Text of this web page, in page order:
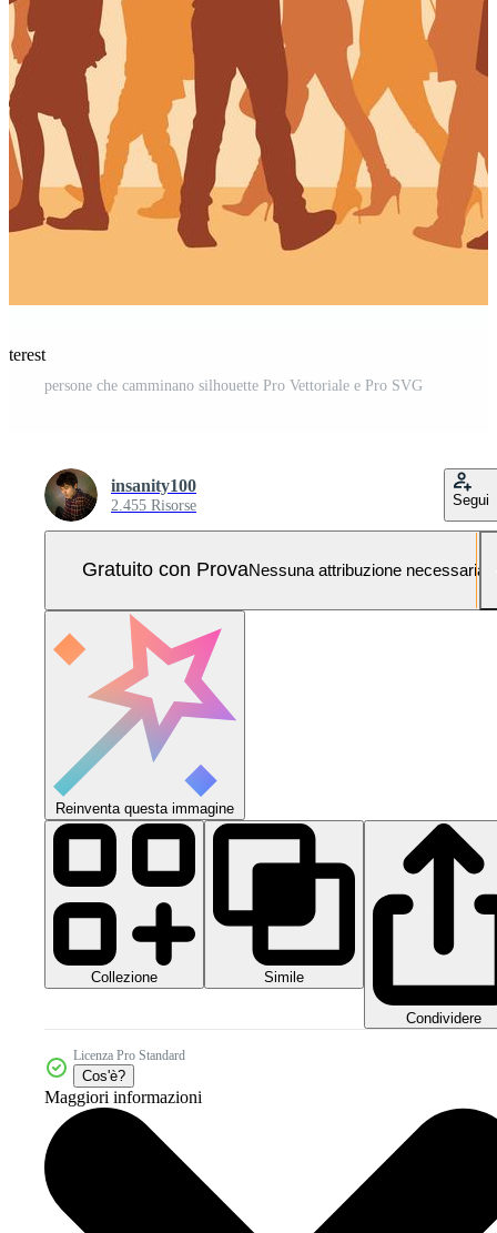
persone che camminano silhouette Pro Vettoriale e Pro SVG
insanity100
2.455 Risorse Segui
Gratuito con ProvaNessuna attribuzione necessaria
Reinventa questa immagine
Collezione Simile
Condividere
Licenza Pro Standard
Cos'è?
Maggiori informazioni